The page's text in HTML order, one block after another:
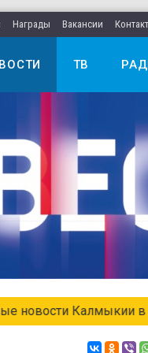
Награды Вакансии
ТВ
выпуске